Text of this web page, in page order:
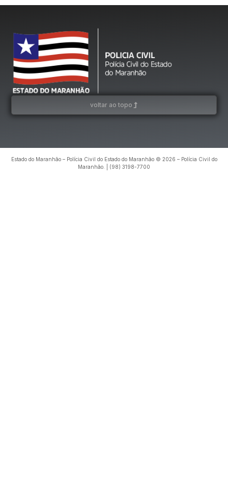
voltar ao topo
Estado do Maranhão – Polícia Civil do Estado do Maranhão © 2026 – Polícia Civil do
Maranhão. | (98) 3198-7700